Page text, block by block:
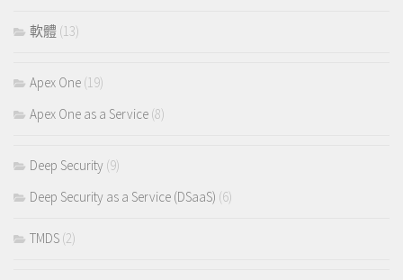
軟體 (13)
Apex One (19)
Apex One as a Service (8)
Deep Security (9)
Deep Security as a Service (DSaaS) (6)
TMDS (2)